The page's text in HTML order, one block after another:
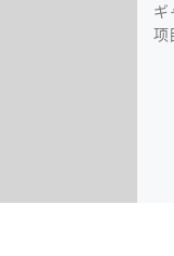
ギ
项